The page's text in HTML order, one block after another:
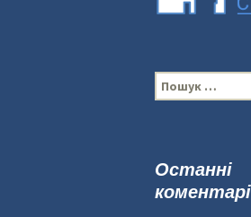
П
о
:Останні
коментарі